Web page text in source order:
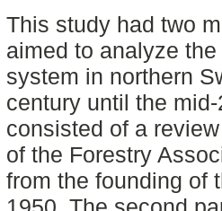
This study had two
aimed to analyze
system in northern
century until the
consisted of a
of the Forestry
from the founding of